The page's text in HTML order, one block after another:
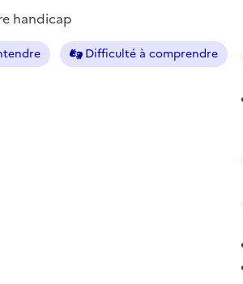
handicap
Difficulté à comprendre